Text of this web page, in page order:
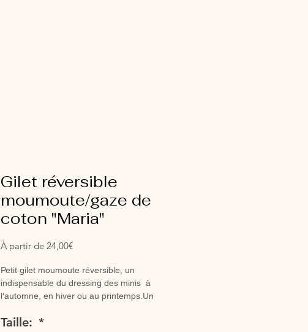
Gilet réversible
moumoute/gaze de
coton "Maria"
À partir de 24,00€Prix
Petit gilet moumoute réversible, un
indispensable du dressing des minis à
l'automne, en hiver ou au printemps.Un
Taille: *